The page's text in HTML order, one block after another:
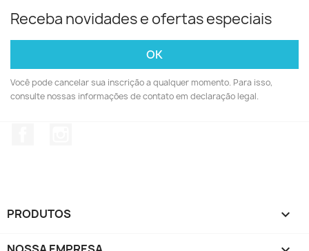
Receba novidades e ofertas especiais
Você pode cancelar sua inscrição a qualquer momento. Para isso,
consulte nossas informações de contato em declaração legal.
PRODUTOS 